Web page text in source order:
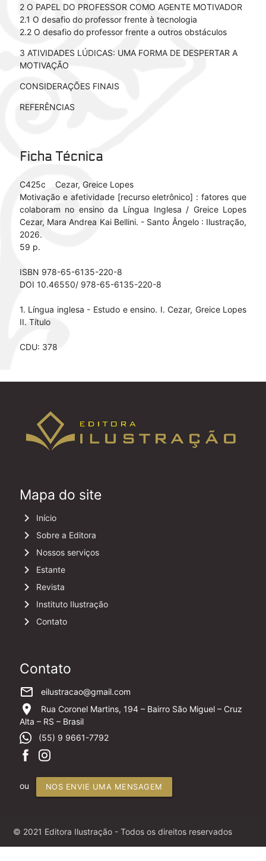
2 O PAPEL DO PROFESSOR COMO AGENTE MOTIVADOR
2.1 O desafio do professor frente à tecnologia
2.2 O desafio do professor frente a outros obstáculos
3 ATIVIDADES LÚDICAS: UMA FORMA DE DESPERTAR A
MOTIVAÇÃO
CONSIDERAÇÕES FINAIS
REFERÊNCIAS
Ficha Técnica
C425c Cezar, Greice Lopes
Motivação e afetividade [recurso eletrônico] : fatores que
colaboram no ensino da Língua Inglesa / Greice Lopes
Cezar, Mara Andrea Kai Bellini. - Santo Ângelo : Ilustração,
2026.
59 p.
ISBN 978-65-6135-220-8
DOI 10.46550/ 978-65-6135-220-8
1. Língua inglesa - Estudo e ensino. I. Cezar, Greice Lopes
II. Título
CDU: 378
Mapa do site
keyboard_arrow_right Início
keyboard_arrow_right Sobre a Editora
keyboard_arrow_right Nossos serviços
keyboard_arrow_right Estante
keyboard_arrow_right Revista
keyboard_arrow_right Instituto Ilustração
keyboard_arrow_right Contato
Contato
mail_outline eilustracao@gmail.com
location_on
Rua Coronel Martins, 194 – Bairro São Miguel – Cruz
Alta – RS – Brasil
(55) 9 9661-7792
ou NOS ENVIE UMA MENSAGEM
© 2021 Editora Ilustração - Todos os direitos reservados